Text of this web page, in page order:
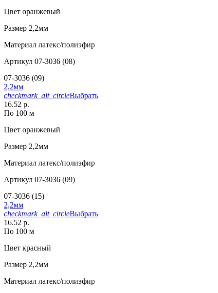
Цвет оранжевый
Размер 2,2мм
Материал латекс/полиэфир
Артикул 07-3036 (08)
07-3036 (09)
2,2мм
checkmark_alt_circleВыбрать
16.52 р.
По 100 м
Цвет оранжевый
Размер 2,2мм
Материал латекс/полиэфир
Артикул 07-3036 (09)
07-3036 (15)
2,2мм
checkmark_alt_circleВыбрать
16.52 р.
По 100 м
Цвет красный
Размер 2,2мм
Материал латекс/полиэфир